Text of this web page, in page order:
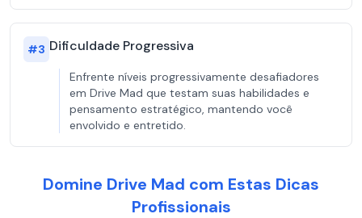
#3 Dificuldade Progressiva
Enfrente níveis progressivamente desafiadores
em Drive Mad que testam suas habilidades e
pensamento estratégico, mantendo você
envolvido e entretido.
Domine Drive Mad com Estas Dicas
Profissionais